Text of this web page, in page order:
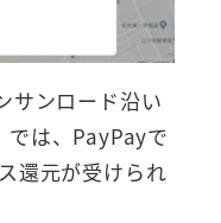
サンロード沿い
では、PayPayで
還元が受けられ